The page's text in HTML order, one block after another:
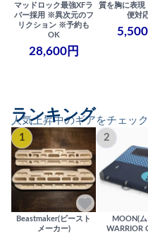
マッドロック最強XFラ
バー採用 ※異次元のフ
リクション ※予約も
OK
28,600円
質を胸に表
便対
人気上昇中のギアをチェック
ランキング
1
Beastmaker(ビースト
メーカー)
2
MOON(
WARRIOR